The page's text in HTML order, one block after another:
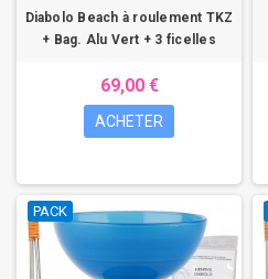
Diabolo Beach à roulement TKZ
+ Bag. Alu Vert + 3 ficelles
69,00 €
ACHETER
PACK